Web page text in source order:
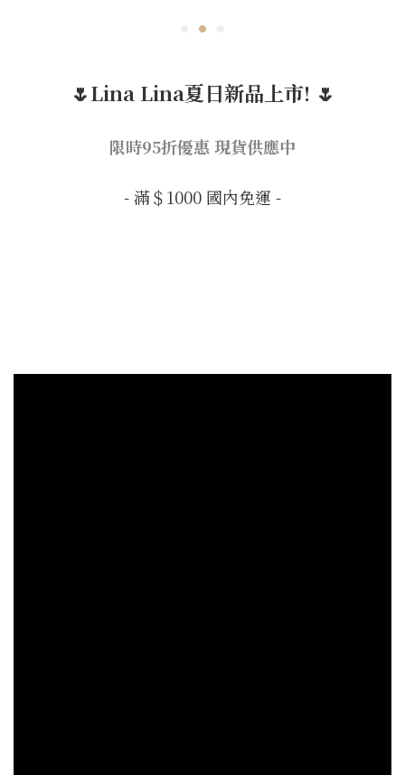
🌷Lina Lina夏日新品上市! 🌷
限時95折優惠 現貨供應中
- 滿＄1000 國內免運 -